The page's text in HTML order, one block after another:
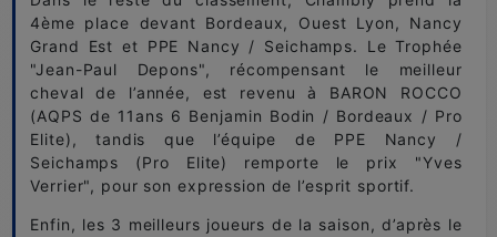
4ème place devant Bordeaux, Ouest Lyon, Nancy
Grand Est et PPE Nancy / Seichamps. Le Trophée
"Jean-Paul Depons", récompensant le meilleur
cheval de l’année, est revenu à BARON ROCCO
(AQPS de 11ans 6 Benjamin Bodin / Bordeaux / Pro
Elite), tandis que l’équipe de PPE Nancy /
Seichamps (Pro Elite) remporte le prix "Yves
Verrier", pour son expression de l’esprit sportif.
Enfin, les 3 meilleurs joueurs de la saison, d’après le